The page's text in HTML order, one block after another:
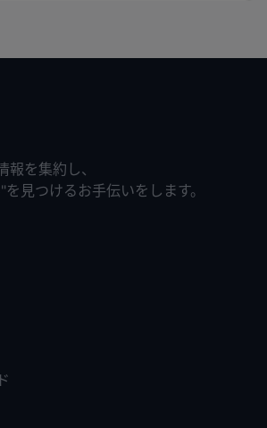
報を集約し、
見つけるお手伝いをします。